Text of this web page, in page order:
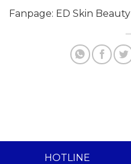
Fanpage: ED Skin Beauty
HOTLINE